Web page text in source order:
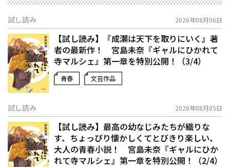
試し読み 2026年08月06日
【試し読み】『成瀬は天下を取りにいく』著
者の最新作！ 宮島未奈『ギャルにひかれて
寺マルシェ』第一章を特別公開！（3/4）
青春 文芸作品
試し読み 2026年08月05日
【試し読み】最高の幼なじみたちが織りな
す、ちょっぴり懐かしくてとびきり楽しい、
大人の青春小説！ 宮島未奈『ギャルにひか
れて寺マルシェ』第一章を特別公開！（2/4）